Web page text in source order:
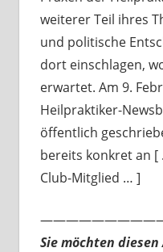
weiterer Teil ihres
und politische
dort einschlagen,
erwartet. Am 9.
Heilpraktiker-
öffentlich
bereits konkret an
Club-Mitglied … ]
Sie möchten